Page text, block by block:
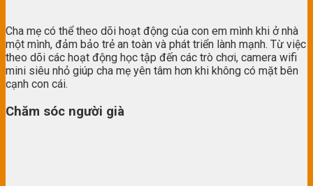
Cha mẹ có thể theo dõi hoạt động của con em mình khi ở nhà
một mình, đảm bảo trẻ an toàn và phát triển lành mạnh. Từ việc
theo dõi các hoạt động học tập đến các trò chơi, camera wifi
mini siêu nhỏ giúp cha mẹ yên tâm hơn khi không có mặt bên
cạnh con cái.
Chăm sóc người già